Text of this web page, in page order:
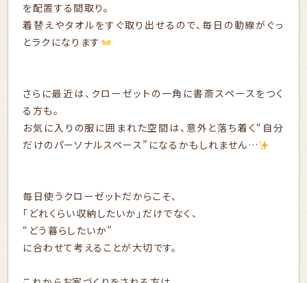
を配置する間取り。
着替えやタオルをすぐ取り出せるので、毎日の動線がぐっ
とラクになります
さらに最近は、クローゼットの一角に書斎スペースをつく
る方も。
お気に入りの服に囲まれた空間は、意外と落ち着く“自分
だけのパーソナルスペース”になるかもしれません…
毎日使うクローゼットだからこそ、
「どれくらい収納したいか」だけでなく、
“どう暮らしたいか”
に合わせて考えることが大切です。